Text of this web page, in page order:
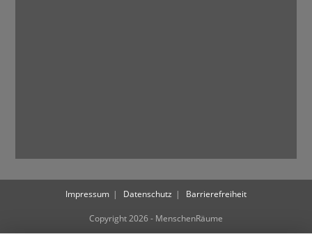
Impressum Datenschutz Barrierefreiheit
Copyright 2026 - MenschenRäume